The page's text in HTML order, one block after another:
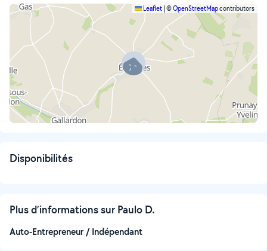
Leaflet ©OpenStreetMapcontributors
Disponibilités
Plus d’informations sur Paulo D.
Auto-Entrepreneur / Indépendant